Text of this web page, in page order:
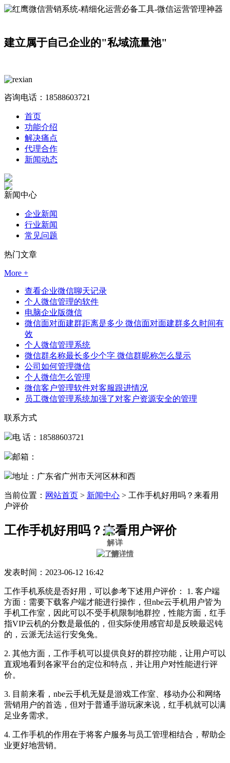
建立属于自己企业的"私域流量池"
咨询电话： 18588603721
首页
功能介绍
解决痛点
代理合作
新闻动态
新闻中心
企业新闻
行业新闻
常见问题
热门文章
More +
查看企业微信聊天记录
个人微信管理的软件
电脑企业版微信
微信面对面建群距离是多少 微信面对面建群多久时间有
效
个人微信管理系统
微信群名称最长多少个字 微信群昵称怎么显示
公司如何管理微信
个人微信怎么管理
微信客户管理软件对客服跟进情况
员工微信管理系统加强了对客户资源安全的管理
联系方式
电 话：18588603721
邮箱：
地址：广东省广州市天河区林和西
当前位置： 网站首页 > 新闻中心 > 工作手机好用吗？来看用
户评价
工作手机好用吗？来看用户评价
发表时间：2023-06-12 16:42
工作手机系统是否好用，可以参考下述用户评价： 1. 客户端
方面：需要下载客户端才能进行操作，但nbe云手机用户皆为
手机工作室，因此可以不受手机限制地群控，性能方面，红手
指VIP云机的分数是最低的，但实际使用感官却是反映最迟钝
的，云派无法运行安兔兔。
2. 其他方面，工作手机可以提供良好的群控功能，让用户可以
直观地看到各家平台的定位和特点，并让用户对性能进行评
价。
3. 目前来看，nbe云手机无疑是游戏工作室、移动办公和网络
营销用户的首选，但对于普通手游玩家来说，红手机就可以满
足业务需求。
4. 工作手机的作用在于将客户服务与员工管理相结合，帮助企
业更好地营销。